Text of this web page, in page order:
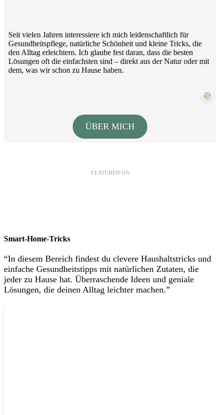
Seit vielen Jahren interessiere ich mich leidenschaftlich für
Gesundheitspflege, natürliche Schönheit und kleine Tricks, die
den Alltag erleichtern. Ich glaube fest daran, dass die besten
Lösungen oft die einfachsten sind – direkt aus der Natur oder mit
dem, was wir schon zu Hause haben.
ÜBER MICH
FEATURED ON
Smart-Home-Tricks
“In diesem Bereich findest du clevere Haushaltstricks und
einfache Gesundheitstipps mit natürlichen Zutaten, die
jeder zu Hause hat. Überraschende Ideen und geniale
Lösungen, die deinen Alltag leichter machen.”